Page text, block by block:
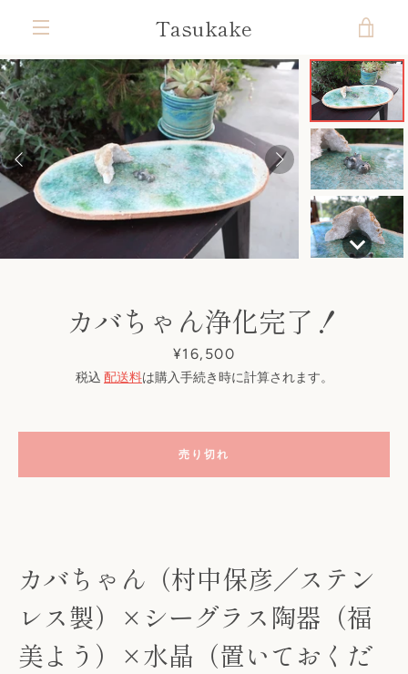
ン
ツ
に
ス
キ
ッ
す
ニ
ュ
ー
Tasukake
ー
ト
を
見
る
カバちゃん浄化完了！
価
格
¥16,500
税込 配送料は購入手続き時に計算されます。
カバちゃん（村中保彦／ステン
レス製）×シーグラス陶器（福
美よう）×水晶（置いておくだ
売り切れ
前
へ
次
へ
ス
ラ
イ
ド
1
ス
ラ
イ
ド
2
ス
ラ
イ
ド
3
ス
ラ
イ
ド
4
ス
ラ
イ
ド
5
ス
ラ
イ
ド
6
ス
ラ
イ
ド
7
ス
イ
ド
8
イ
ド
9
イ
ド
ラ
ド